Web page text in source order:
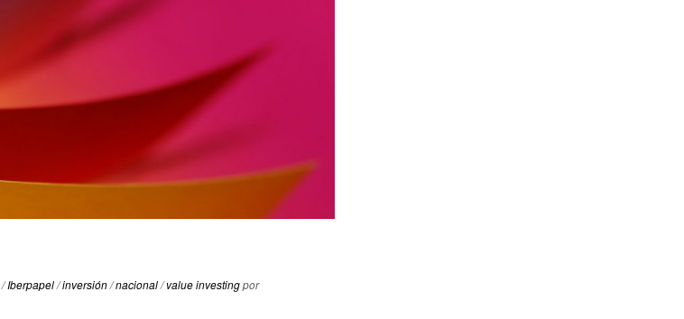
/Iberpapel/inversión/nacional/value investingpor